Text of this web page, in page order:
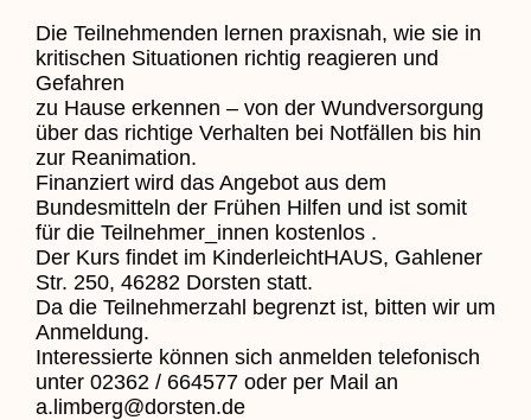
Die Teilnehmenden lernen praxisnah, wie sie in
kritischen Situationen richtig reagieren und
Gefahren
zu Hause erkennen – von der Wundversorgung
über das richtige Verhalten bei Notfällen bis hin
zur Reanimation.
Finanziert wird das Angebot aus dem
Bundesmitteln der Frühen Hilfen und ist somit
für die Teilnehmer_innen kostenlos .
Der Kurs findet im KinderleichtHAUS, Gahlener
Str. 250, 46282 Dorsten statt.
Da die Teilnehmerzahl begrenzt ist, bitten wir um
Anmeldung.
Interessierte können sich anmelden telefonisch
unter 02362 / 664577 oder per Mail an
a.limberg@dorsten.de